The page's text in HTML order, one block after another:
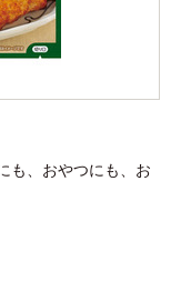
も、おやつにも、お